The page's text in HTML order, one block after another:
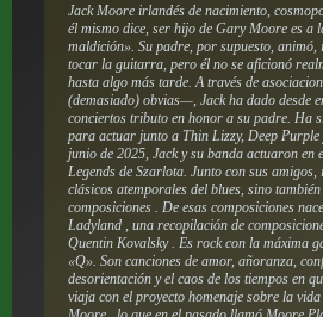
Jack Moore irlandés de nacimiento,
él mismo dice, ser hijo de Gary Moore es a
maldición». Su padre, por supuesto, animó,
tocar la guitarra, pero él no se aficionó
hasta algo más tarde. A través de
(demasiado) obvias—, Jack ha dado desde
conciertos tributo en honor a su padre. Ha
para actuar junto a Thin Lizzy, Deep Purple
junio de 2025, Jack y su banda actuaron en
Legends de Szarlota. Junto con sus
clásicos atemporales del blues, sino
composiciones . De esas composiciones
Ladyland , una recopilación de
Quentin Kovalsky . Es rock con la máxima
«Q». Son canciones de amor, añoranza,
desorientación y el caos de los tiempos en
viaja con el proyecto homenaje sobre la